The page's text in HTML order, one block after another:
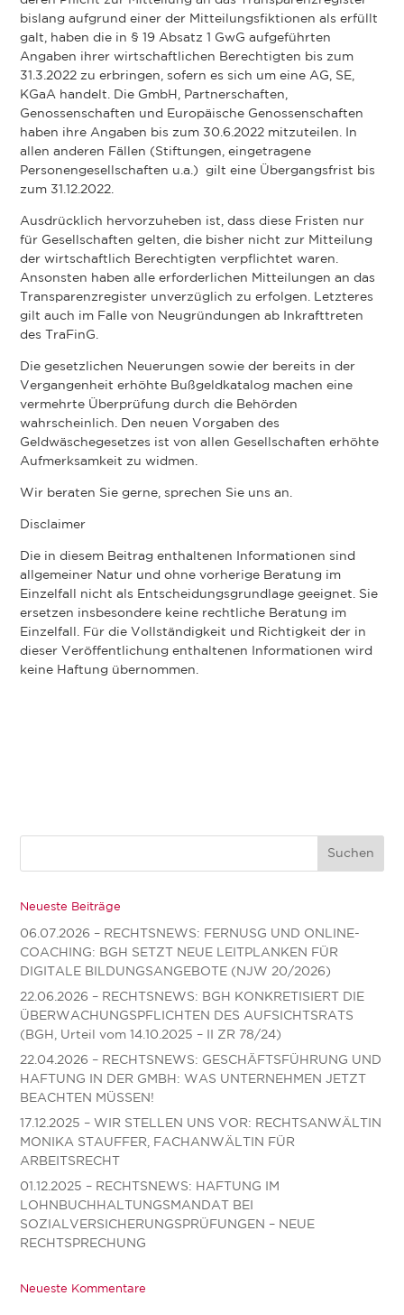
bislang aufgrund einer der Mitteilungsfiktionen als erfüllt
galt, haben die in § 19 Absatz 1 GwG aufgeführten
Angaben ihrer wirtschaftlichen Berechtigten bis zum
31.3.2022 zu erbringen, sofern es sich um eine AG, SE,
KGaA handelt. Die GmbH, Partnerschaften,
Genossenschaften und Europäische Genossenschaften
haben ihre Angaben bis zum 30.6.2022 mitzuteilen. In
allen anderen Fällen (Stiftungen, eingetragene
Personengesellschaften u.a.) gilt eine Übergangsfrist bis
zum 31.12.2022.
Ausdrücklich hervorzuheben ist, dass diese Fristen nur
für Gesellschaften gelten, die bisher nicht zur Mitteilung
der wirtschaftlich Berechtigten verpflichtet waren.
Ansonsten haben alle erforderlichen Mitteilungen an das
Transparenzregister unverzüglich zu erfolgen. Letzteres
gilt auch im Falle von Neugründungen ab Inkrafttreten
des TraFinG.
Die gesetzlichen Neuerungen sowie der bereits in der
Vergangenheit erhöhte Bußgeldkatalog machen eine
vermehrte Überprüfung durch die Behörden
wahrscheinlich. Den neuen Vorgaben des
Geldwäschegesetzes ist von allen Gesellschaften erhöhte
Aufmerksamkeit zu widmen.
Wir beraten Sie gerne, sprechen Sie uns an.
Disclaimer
Die in diesem Beitrag enthaltenen Informationen sind
allgemeiner Natur und ohne vorherige Beratung im
Einzelfall nicht als Entscheidungsgrundlage geeignet. Sie
ersetzen insbesondere keine rechtliche Beratung im
Einzelfall. Für die Vollständigkeit und Richtigkeit der in
dieser Veröffentlichung enthaltenen Informationen wird
keine Haftung übernommen.
Neueste Beiträge
06.07.2026 – RECHTSNEWS: FERNUSG UND ONLINE-
COACHING: BGH SETZT NEUE LEITPLANKEN FÜR
DIGITALE BILDUNGSANGEBOTE (NJW 20/2026)
22.06.2026 – RECHTSNEWS: BGH KONKRETISIERT DIE
ÜBERWACHUNGSPFLICHTEN DES AUFSICHTSRATS
(BGH, Urteil vom 14.10.2025 – II ZR 78/24)
22.04.2026 – RECHTSNEWS: GESCHÄFTSFÜHRUNG UND
HAFTUNG IN DER GMBH: WAS UNTERNEHMEN JETZT
BEACHTEN MÜSSEN!
17.12.2025 – WIR STELLEN UNS VOR: RECHTSANWÄLTIN
MONIKA STAUFFER, FACHANWÄLTIN FÜR
ARBEITSRECHT
01.12.2025 – RECHTSNEWS: HAFTUNG IM
LOHNBUCHHALTUNGSMANDAT BEI
SOZIALVERSICHERUNGSPRÜFUNGEN – NEUE
RECHTSPRECHUNG
Neueste Kommentare